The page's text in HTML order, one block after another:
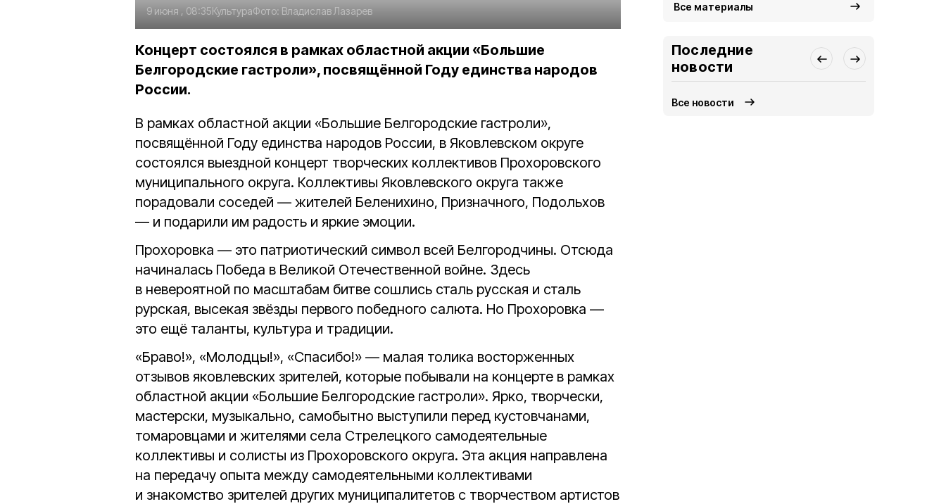
9 июня , 08:35КультураФото: Владислав Лазарев
Концерт состоялся в рамках областной акции «Большие
Белгородские гастроли», посвящённой Году единства народов
России.
В рамках областной акции «Большие Белгородские гастроли»,
посвящённой Году единства народов России, в Яковлевском округе
состоялся выездной концерт творческих коллективов Прохоровского
муниципального округа. Коллективы Яковлевского округа также
порадовали соседей — жителей Беленихино, Призначного, Подольхов
— и подарили им радость и яркие эмоции.
Прохоровка — это патриотический символ всей Белгородчины. Отсюда
начиналась Победа в Великой Отечественной войне. Здесь
в невероятной по масштабам битве сошлись сталь русская и сталь
рурская, высекая звёзды первого победного салюта. Но Прохоровка —
это ещё таланты, культура и традиции.
«Браво!», «Молодцы!», «Спасибо!» — малая толика восторженных
отзывов яковлевских зрителей, которые побывали на концерте в рамках
областной акции «Большие Белгородские гастроли». Ярко, творчески,
мастерски, музыкально, самобытно выступили перед кустовчанами,
томаровцами и жителями села Стрелецкого самодеятельные
коллективы и солисты из Прохоровского округа. Эта акция направлена
на передачу опыта между самодеятельными коллективами
и знакомство зрителей других муниципалитетов с творчеством артистов
Все материалы
Последние
новости
Все новости